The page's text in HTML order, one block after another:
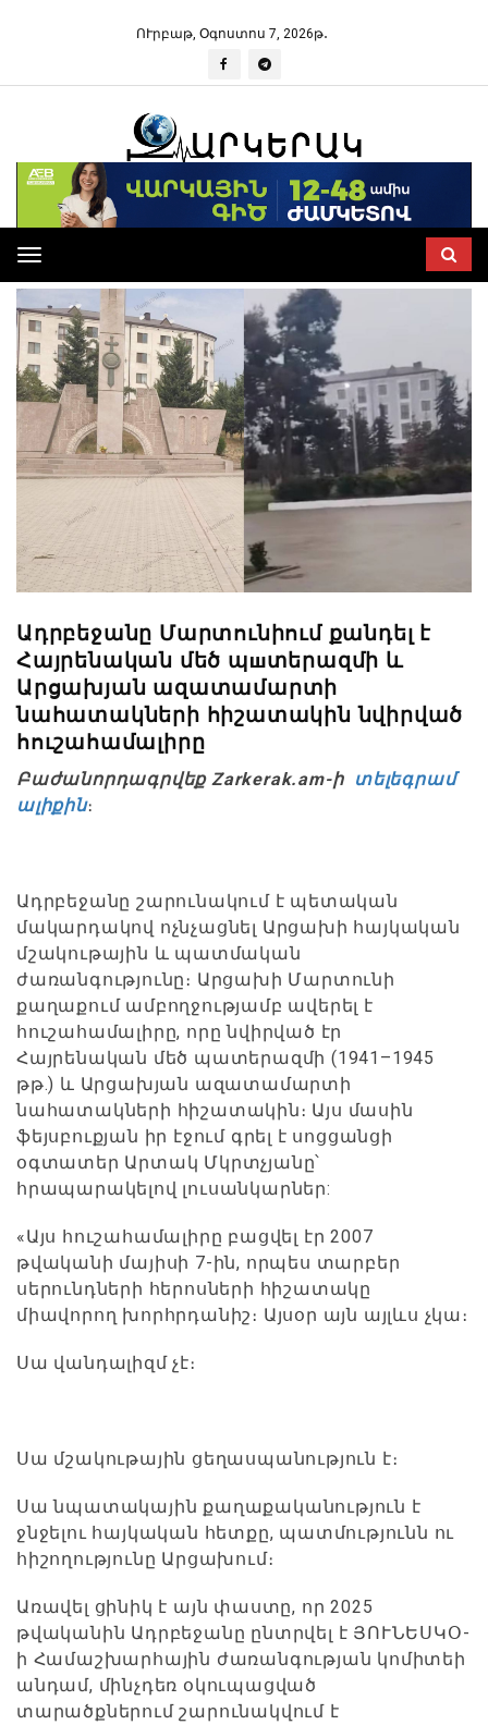
ՈՒրբաթ, Օգոստոս 7, 2026թ․
Toggle
navigation
Ադրբեջանը Մարտունիում քանդել է
Հայրենական մեծ պшտերազմի և
Արցախյան ազատամարտի
նահատակների հիշատակին նվիրված
հուշահամալիրը
Բաժանորդագրվեք Zarkerak.am-ի տելեգրամ
ալիքին։
Ադրբեջանը շարունակում է պետական
մակարդակով ոչնչացնել Արցախի հայկական
մշակութային և պատմական
ժառանգությունը։ Արցախի Մարտունի
քաղաքում ամբողջությամբ ավերել է
հուշահամալիրը, որը նվիրված էր
Հայրենական մեծ պատերազմի (1941–1945
թթ.) և Արցախյան ազատամարտի
նահատակների հիշատակին։ Այս մասին
ֆեյսբուքյան իր էջում գրել է սոցցանցի
օգտատեր Արտակ Մկրտչյանը՝
հրապարակելով լուսանկարներ:
«Այս հուշահամալիրը բացվել էր 2007
թվականի մայիսի 7-ին, որպես տարբեր
սերունդների հերոսների հիշատակը
միավորող խորհրդանիշ։ Այսօր այն այլևս չկա։
Սա վանդալիզմ չէ։
Սա մշակութային ցեղասպանություն է։
Սա նպատակային քաղաքականություն է
ջնջելու հայկական հետքը, պատմությունն ու
հիշողությունը Արցախում։
Առավել ցինիկ է այն փաստը, որ 2025
թվականին Ադրբեջանը ընտրվել է ՅՈՒՆԵՍԿՕ-
ի Համաշխարհային ժառանգության կոմիտեի
անդամ, մինչդեռ օկուպացված
տարածքներում շարունակվում է